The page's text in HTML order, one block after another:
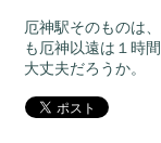
厄神駅そのものは
も厄神以遠は１時
大丈夫だろうか。